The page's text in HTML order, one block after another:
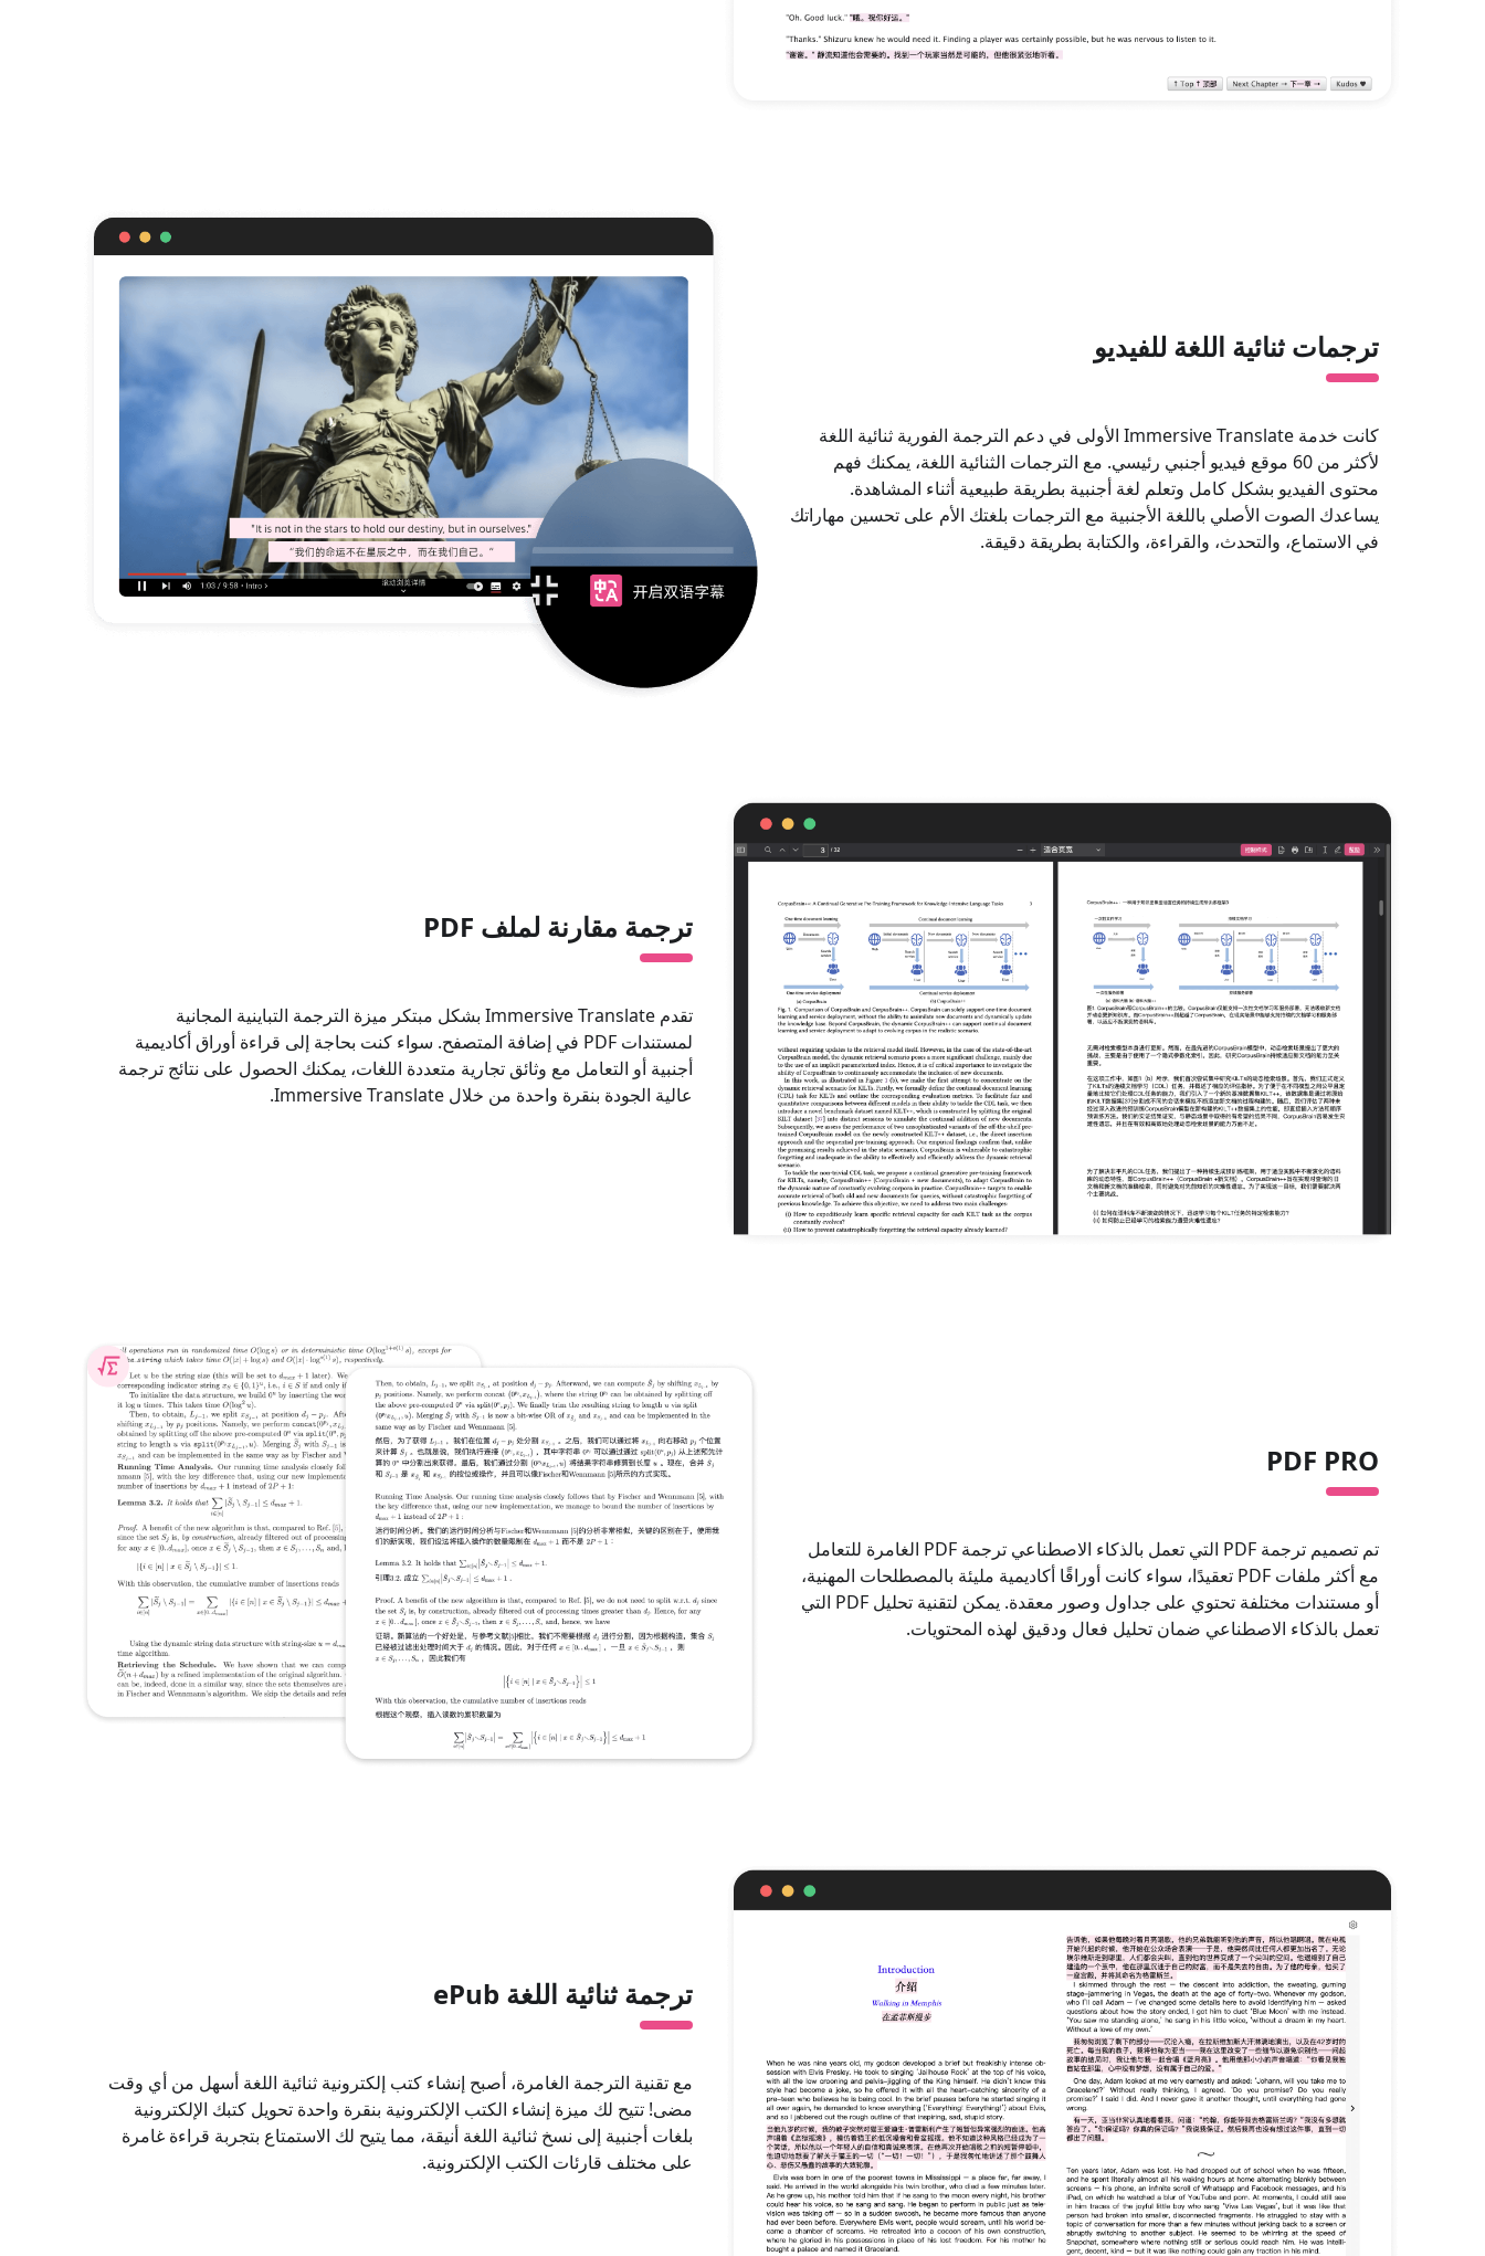
ترجمات ثنائية اللغة للفيديو
كانت خدمة Immersive Translate الأولى في دعم الترجمة الفورية ثنائية اللغة
لأكثر من 60 موقع فيديو أجنبي رئيسي. مع الترجمات الثنائية اللغة، يمكنك فهم
محتوى الفيديو بشكل كامل وتعلم لغة أجنبية بطريقة طبيعية أثناء المشاهدة.
يساعدك الصوت الأصلي باللغة الأجنبية مع الترجمات بلغتك الأم على تحسين مهاراتك
في الاستماع، والتحدث، والقراءة، والكتابة بطريقة دقيقة.
ترجمة مقارنة لملف PDF
تقدم Immersive Translate بشكل مبتكر ميزة الترجمة التباينية المجانية
لمستندات PDF في إضافة المتصفح. سواء كنت بحاجة إلى قراءة أوراق أكاديمية
أجنبية أو التعامل مع وثائق تجارية متعددة اللغات، يمكنك الحصول على نتائج ترجمة
عالية الجودة بنقرة واحدة من خلال Immersive Translate.
PDF PRO
تم تصميم ترجمة PDF التي تعمل بالذكاء الاصطناعي ترجمة PDF الغامرة
للتعامل
مع أكثر ملفات PDF تعقيدًا، سواء كانت أوراقًا أكاديمية مليئة بالمصطلحات المهنية،
أو مستندات مختلفة تحتوي على جداول وصور معقدة. يمكن لتقنية تحليل PDF التي
تعمل بالذكاء الاصطناعي ضمان تحليل فعال ودقيق لهذه المحتويات.
ترجمة ثنائية اللغة ePub
مع تقنية الترجمة الغامرة، أصبح إنشاء كتب إلكترونية ثنائية اللغة أسهل من أي وقت
مضى! تتيح لك ميزة إنشاء الكتب الإلكترونية بنقرة واحدة تحويل كتبك الإلكترونية
بلغات أجنبية إلى نسخ ثنائية اللغة أنيقة، مما يتيح لك الاستمتاع بتجربة قراءة غامرة
على مختلف قارئات الكتب الإلكترونية.